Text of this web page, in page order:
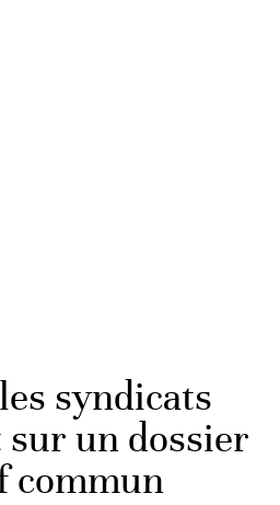
syndicats
sur un dossier
commun